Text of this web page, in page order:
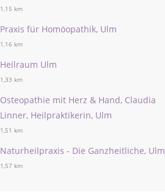
1,15 km
Praxis für Homöopathik, Ulm
1,16 km
Heilraum Ulm
1,33 km
Osteopathie mit Herz & Hand, Claudia
Linner, Heilpraktikerin, Ulm
1,51 km
Naturheilpraxis - Die Ganzheitliche, Ulm
1,57 km